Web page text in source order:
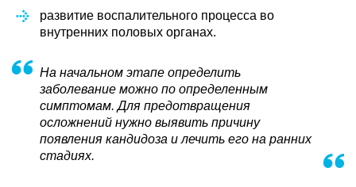
развитие воспалительного процесса во
внутренних половых органах.
На начальном этапе определить
заболевание можно по определенным
симптомам. Для предотвращения
осложнений нужно выявить причину
появления кандидоза и лечить его на ранних
стадиях.